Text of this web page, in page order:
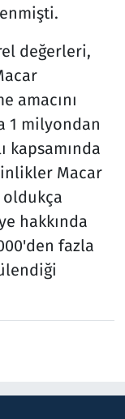
değerleri,
amacını
1 milyondan
kapsamında
Macar
hakkında
fazla